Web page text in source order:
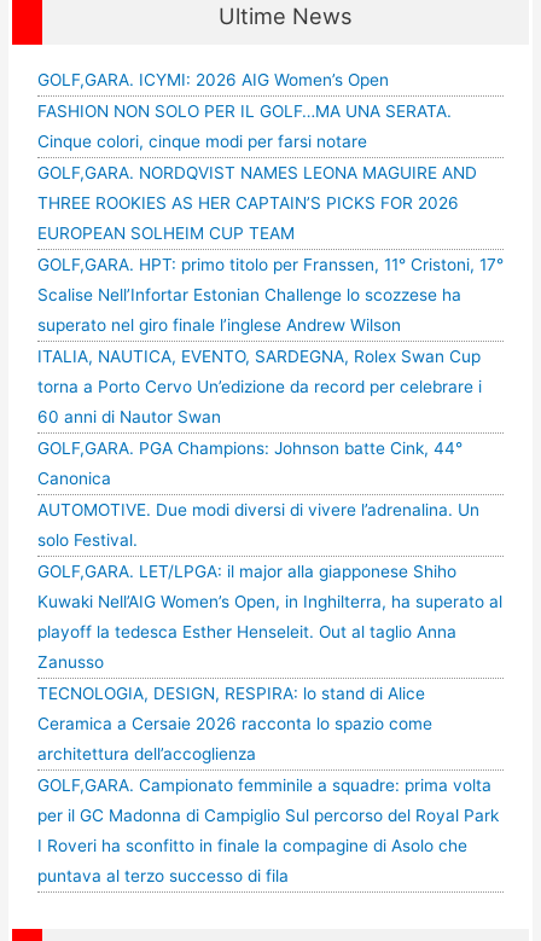
Ultime News
GOLF,GARA. ICYMI: 2026 AIG Women’s Open
FASHION NON SOLO PER IL GOLF…MA UNA SERATA.
Cinque colori, cinque modi per farsi notare
GOLF,GARA. NORDQVIST NAMES LEONA MAGUIRE AND
THREE ROOKIES AS HER CAPTAIN’S PICKS FOR 2026
EUROPEAN SOLHEIM CUP TEAM
GOLF,GARA. HPT: primo titolo per Franssen, 11° Cristoni, 17°
Scalise Nell’Infortar Estonian Challenge lo scozzese ha
superato nel giro finale l’inglese Andrew Wilson
ITALIA, NAUTICA, EVENTO, SARDEGNA, Rolex Swan Cup
torna a Porto Cervo Un’edizione da record per celebrare i
60 anni di Nautor Swan
GOLF,GARA. PGA Champions: Johnson batte Cink, 44°
Canonica
AUTOMOTIVE. Due modi diversi di vivere l’adrenalina. Un
solo Festival.
GOLF,GARA. LET/LPGA: il major alla giapponese Shiho
Kuwaki Nell’AIG Women’s Open, in Inghilterra, ha superato al
playoff la tedesca Esther Henseleit. Out al taglio Anna
Zanusso
TECNOLOGIA, DESIGN, RESPIRA: lo stand di Alice
Ceramica a Cersaie 2026 racconta lo spazio come
architettura dell’accoglienza
GOLF,GARA. Campionato femminile a squadre: prima volta
per il GC Madonna di Campiglio Sul percorso del Royal Park
I Roveri ha sconfitto in finale la compagine di Asolo che
puntava al terzo successo di fila